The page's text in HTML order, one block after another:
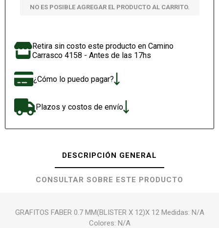
NO ES POSIBLE AGREGAR EL PRODUCTO AL CARRITO.
Retira sin costo este producto en Camino
Carrasco 4158 - Antes de las 17hs
¿Cómo lo puedo pagar?
Plazos y costos de envío
DESCRIPCIÓN GENERAL
CONSULTAR SOBRE ESTE PRODUCTO
GRAFITOS FABER 0.7 MM(BLISTER X 12)X 12 Medidas: N/A
Colores: N/A